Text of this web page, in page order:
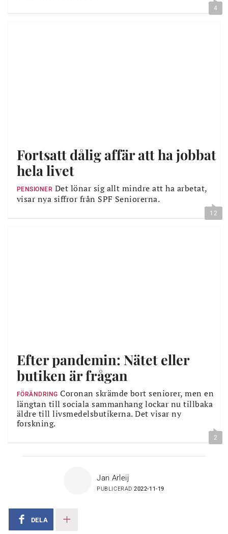
4
Fortsatt dålig affär att ha jobbat
hela livet
PENSIONER Det lönar sig allt mindre att ha arbetat,
visar nya siffror från SPF Seniorerna.
12
Efter pandemin: Nätet eller
butiken är frågan
FÖRÄNDRING Coronan skrämde bort seniorer, men en
längtan till sociala sammanhang lockar nu tillbaka
äldre till livsmedelsbutikerna. Det visar ny
forskning.
2
Jan Arleij
PUBLICERAD2022-11-19
DELA